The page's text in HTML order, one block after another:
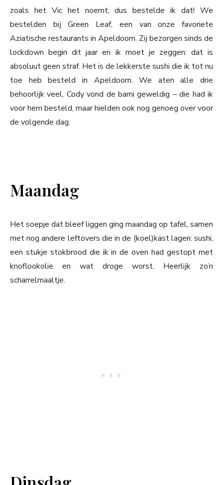
zoals het Vic het noemt, dus bestelde ik dat! We
bestelden bij Green Leaf, een van onze favoriete
Aziatische restaurants in Apeldoorn. Zij bezorgen sinds de
lockdown begin dit jaar en ik moet je zeggen: dat is
absoluut geen straf. Het is de lekkerste sushi die ik tot nu
toe heb besteld in Apeldoorn. We aten alle drie
behoorlijk veel, Cody vond de bami geweldig – die had ik
voor hem besteld, maar hielden ook nog genoeg over voor
de volgende dag.
Maandag
Het soepje dat bleef liggen ging maandag op tafel, samen
met nog andere leftovers die in de (koel)kast lagen: sushi,
een stukje stokbrood die ik in de oven had gestopt met
knoflookolie en wat droge worst. Heerlijk zo’n
scharrelmaaltje.